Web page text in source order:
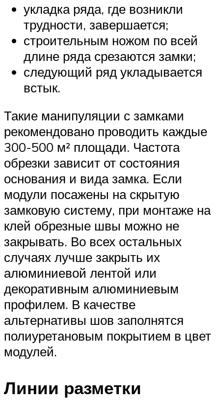
укладка ряда, где возникли
трудности, завершается;
строительным ножом по всей
длине ряда срезаются замки;
следующий ряд укладывается
встык.
Такие манипуляции с замками
рекомендовано проводить каждые
300-500 м² площади. Частота
обрезки зависит от состояния
основания и вида замка. Если
модули посажены на скрытую
замковую систему, при монтаже на
клей обрезные швы можно не
закрывать. Во всех остальных
случаях лучше закрыть их
алюминиевой лентой или
декоративным алюминиевым
профилем. В качестве
альтернативы шов заполнятся
полиуретановым покрытием в цвет
модулей.
Линии разметки